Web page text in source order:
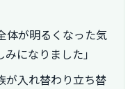
体が明るくなった気
になりました」
が入れ替わり立ち替